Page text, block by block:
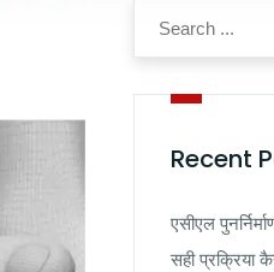
Recent
एसीएल
सही प्रक्रिया